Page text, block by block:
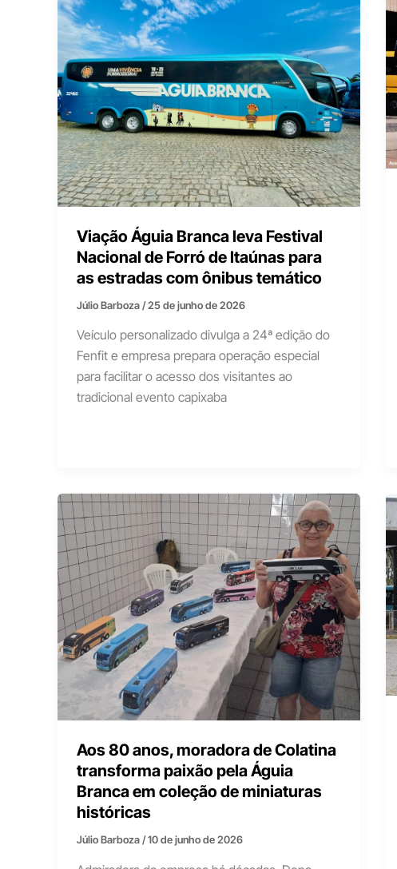
Viação Águia Branca leva Festival
Nacional de Forró de Itaúnas para
as estradas com ônibus temático
Júlio Barboza/25 de junho de 2026
Veículo personalizado divulga a 24ª edição do
Fenfit e empresa prepara operação especial
para facilitar o acesso dos visitantes ao
tradicional evento capixaba
Aos 80 anos, moradora de Colatina
transforma paixão pela Águia
Branca em coleção de miniaturas
históricas
Júlio Barboza/10 de junho de 2026